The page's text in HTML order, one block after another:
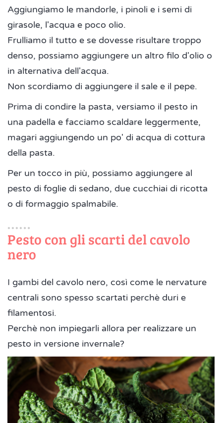
Aggiungiamo le mandorle, i pinoli e i semi di
girasole, l'acqua e poco olio.
Frulliamo il tutto e se dovesse risultare troppo
denso, possiamo aggiungere un altro filo d'olio o
in alternativa dell'acqua.
Non scordiamo di aggiungere il sale e il pepe.
Prima di condire la pasta, versiamo il pesto in
una padella e facciamo scaldare leggermente,
magari aggiungendo un po' di acqua di cottura
della pasta.
Per un tocco in più, possiamo aggiungere al
pesto di foglie di sedano, due cucchiai di ricotta
o di formaggio spalmabile.
Pesto con gli scarti del cavolo
nero
I gambi del cavolo nero, così come le nervature
centrali sono spesso scartati perchè duri e
filamentosi.
Perchè non impiegarli allora per realizzare un
pesto in versione invernale?